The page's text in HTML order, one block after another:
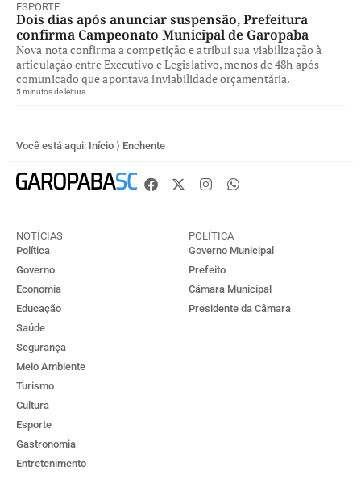
ESPORTE
Dois dias após anunciar suspensão, Prefeitura
confirma Campeonato Municipal de Garopaba
Nova nota confirma a competição e atribui sua viabilização à
articulação entre Executivo e Legislativo, menos de 48h após
comunicado que apontava inviabilidade orçamentária.
5 minutos de leitura
Você está aqui: Início ⟩ Enchente
NOTÍCIAS
Política
Governo
Economia
Educação
Saúde
Segurança
Meio Ambiente
Turismo
Cultura
Esporte
Gastronomia
Entretenimento
POLÍTICA
Governo Municipal
Prefeito
Câmara Municipal
Presidente da Câmara